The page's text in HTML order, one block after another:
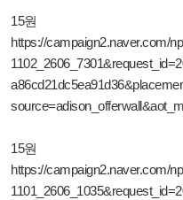
15원
https://campaign2.naver.com/
15원
https://campaign2.naver.com/